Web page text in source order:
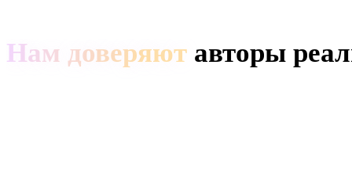
Нам доверяют авторы